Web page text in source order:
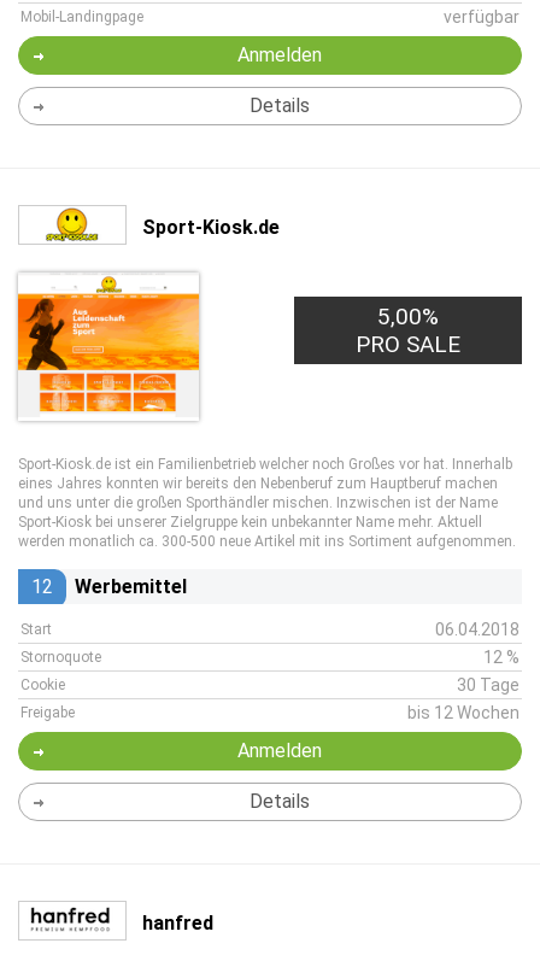
Mobil-Landingpage verfügbar
Anmelden
Details
Sport-Kiosk.de
5,00%
PRO SALE
Sport-Kiosk.de ist ein Familienbetrieb welcher noch Großes vor hat. Innerhalb
eines Jahres konnten wir bereits den Nebenberuf zum Hauptberuf machen
und uns unter die großen Sporthändler mischen. Inzwischen ist der Name
Sport-Kiosk bei unserer Zielgruppe kein unbekannter Name mehr. Aktuell
werden monatlich ca. 300-500 neue Artikel mit ins Sortiment aufgenommen.
12 Werbemittel
Start 06.04.2018
Stornoquote 12 %
Cookie 30 Tage
Freigabe bis 12 Wochen
Anmelden
Details
hanfred